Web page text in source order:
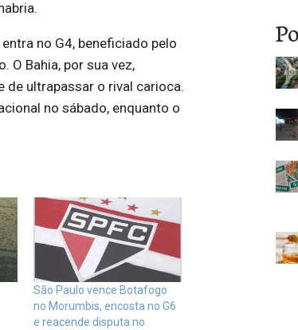
no G4, beneficiado pelo
O Bahia, por sua vez,
de ultrapassar o rival carioca.
no sábado, enquanto o
São Paulo vence Botafogo
no Morumbis, encosta no G6
e reacende disputa no